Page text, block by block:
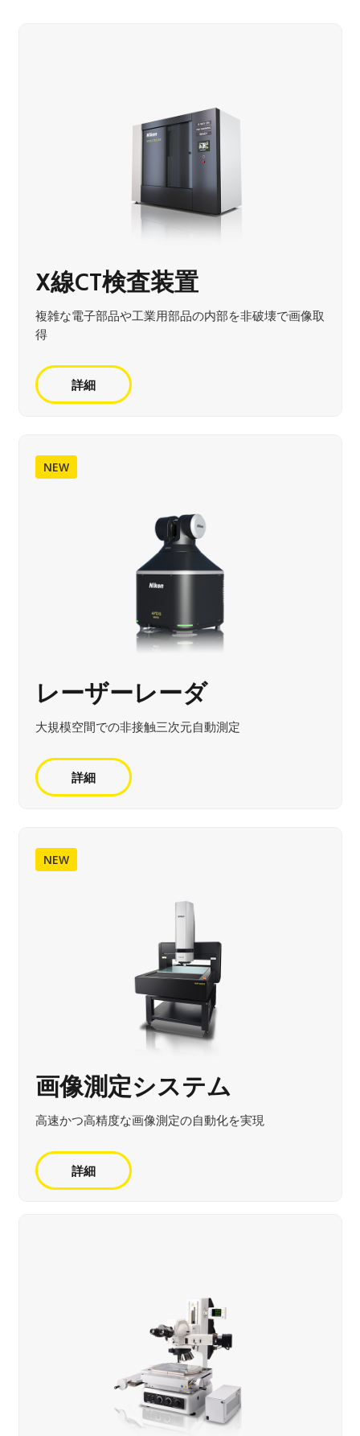
X線CT検査装置
複雑な電子部品や工業用部品の内部を非破壊で画像取
得
詳細
NEW
レーザーレーダ
大規模空間での非接触三次元自動測定
詳細
NEW
画像測定システム
高速かつ高精度な画像測定の自動化を実現
詳細